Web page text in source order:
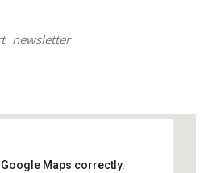
newsletter
Maps correctly.